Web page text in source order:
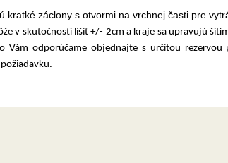
kratké záclony s otvormi na vrchnej časti pre
v skutočnosti líšiť +/- 2cm a kraje sa upravujú
Vám odporúčame objednajte s určitou rezervou